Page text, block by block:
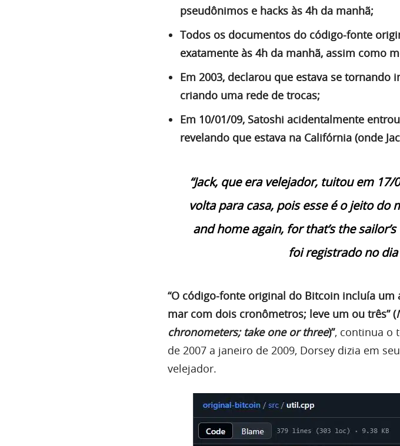
pseudônimos e hacks às 4h da manhã;
Todos os documentos do código-fonte
exatamente às 4h da manhã, assim como
Em 2003, declarou que estava se
criando uma rede de trocas;
Em 10/01/09, Satoshi acidentalmente
revelando que estava na Califórnia (onde
“Jack, que era velejador, tuitou em
volta para casa, pois esse é o jeito do
and home again, for that’s the sailor’s
foi registrado no dia
“O código-fonte original do Bitcoin incluía um
mar com dois cronômetros; leve um ou três” (
chronometers; take one or three)”, continua o
de 2007 a janeiro de 2009, Dorsey dizia em
velejador.